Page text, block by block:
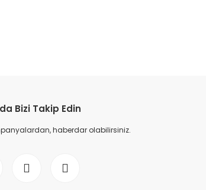
Bizi Takip Edin
haberdar olabilirsiniz.